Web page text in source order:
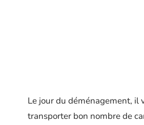
Le jour du déménagement, il
transporter bon nombre de